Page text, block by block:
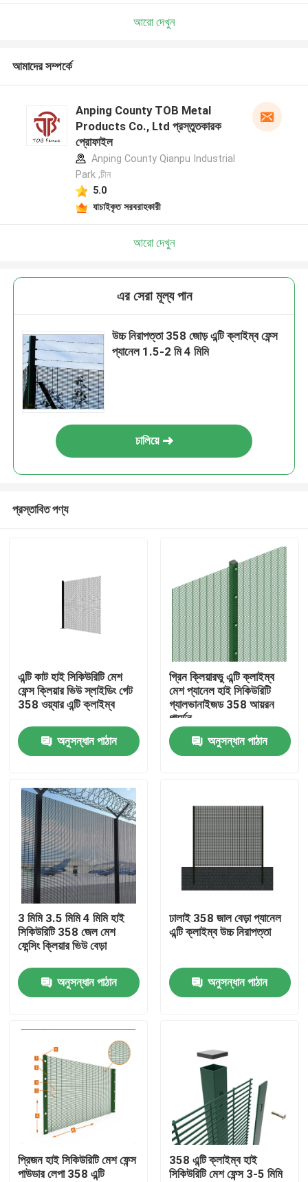
পণ্য
ভিডিও
আমাদের সম্পর্কে
কারখানা ভ্রমণ
মান নিয়ন্ত্রণ
যোগাযোগ করুন
উদ্ধৃতির জন্য আবেদন
জাল বেড়া প্যানেল
উচ্চ নিরাপত্তা জাল বেড়া
আরো দেখুন
আমাদের সম্পর্কে
Anping County TOB Metal
Products Co., Ltd প্রস্তুতকারক
প্রোফাইল
Anping County Qianpu Industrial
Park ,চীন
5.0
যাচাইকৃত সরবরাহকারী
আরো দেখুন
এর সেরা মূল্য পান
উচ্চ নিরাপত্তা 358 জোড় এন্টি ক্লাইম্ব ফেন্স
প্যানেল 1.5-2 মি 4 মিমি
চালিয়ে
প্রস্তাবিত পণ্য
এন্টি কাট হাই সিকিউরিটি মেশ
ফেন্স ক্লিয়ার ভিউ স্লাইডিং গেট
358 ওয়্যার এন্টি ক্লাইম্ব
অনুসন্ধান পাঠান
গ্রিন ক্লিয়ারভু এন্টি ক্লাইম্ব
মেশ প্যানেল হাই সিকিউরিটি
গ্যালভানাইজড 358 আয়রন
গার্ডেন
অনুসন্ধান পাঠান
3 মিমি 3.5 মিমি 4 মিমি হাই
সিকিউরিটি 358 জেল মেশ
ফেন্সিং ক্লিয়ার ভিউ বেড়া
অনুসন্ধান পাঠান
ঢালাই 358 জাল বেড়া প্যানেল
এন্টি ক্লাইম্ব উচ্চ নিরাপত্তা
অনুসন্ধান পাঠান
প্রিজন হাই সিকিউরিটি মেশ ফেন্স
পাউডার লেপা 358 এন্টি
358 এন্টি ক্লাইম্ব হাই
সিকিউরিটি মেশ ফেন্স 3-5 মিমি